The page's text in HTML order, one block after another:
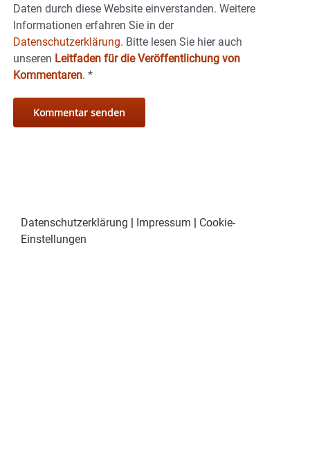
Daten durch diese Website einverstanden. Weitere
Informationen erfahren Sie in der
Datenschutzerklärung. Bitte lesen Sie hier auch
unseren Leitfaden für die Veröffentlichung von
Kommentaren. *
Datenschutzerklärung Impressum
Cookie-
Einstellungen